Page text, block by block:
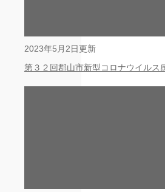
2023年5月2日更新
第３２回郡山市新型コロナウイルス